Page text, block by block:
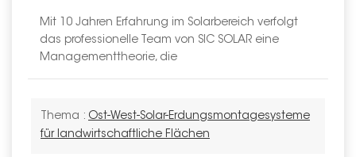
Mit 10 Jahren Erfahrung im Solarbereich verfolgt
das professionelle Team von SIC SOLAR eine
Managementtheorie, die
Thema : Ost-West-Solar-Erdungsmontagesysteme
für landwirtschaftliche Flächen